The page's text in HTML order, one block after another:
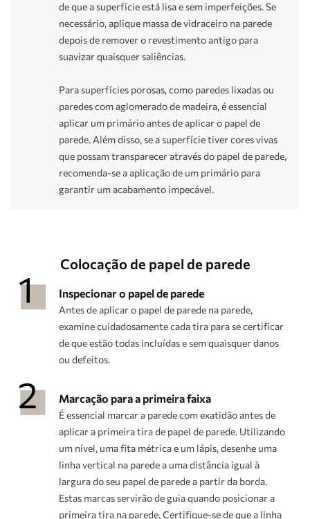
de que a superfície está lisa e sem imperfeições. Se
necessário, aplique massa de vidraceiro na parede
depois de remover o revestimento antigo para
suavizar quaisquer saliências.
Para superfícies porosas, como paredes lixadas ou
paredes com aglomerado de madeira, é essencial
aplicar um primário antes de aplicar o papel de
parede. Além disso, se a superfície tiver cores vivas
que possam transparecer através do papel de parede,
recomenda-se a aplicação de um primário para
garantir um acabamento impecável.
Colocação de papel de parede
Inspecionar o papel de parede
Antes de aplicar o papel de parede na parede,
examine cuidadosamente cada tira para se certificar
de que estão todas incluídas e sem quaisquer danos
ou defeitos.
Marcação para a primeira faixa
É essencial marcar a parede com exatidão antes de
aplicar a primeira tira de papel de parede. Utilizando
um nível, uma fita métrica e um lápis, desenhe uma
linha vertical na parede a uma distância igual à
largura do seu papel de parede a partir da borda.
Estas marcas servirão de guia quando posicionar a
primeira tira na parede. Certifique-se de que a linha